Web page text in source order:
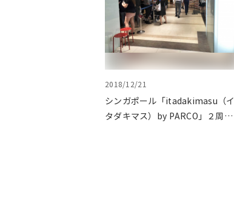
2018/12/21
シンガポール「itadakimasu（イ
タダキマス）by PARCO」２周年